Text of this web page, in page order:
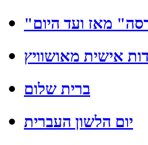
מאז ועד היום
אישית מאושוויץ
ברית שלום
יום הלשון העברית